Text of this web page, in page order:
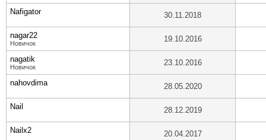
Nafigator 30.11.2018
nagar22
Новичок 19.10.2016
nagatik
Новичок 23.10.2016
nahovdima 28.05.2020
Nail 28.12.2019
Nailx2 20.04.2017